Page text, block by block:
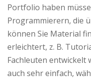
Portfolio haben
Programmierern, die
können Sie Material
erleichtert, z. B.
Fachleuten entwickelt
auch sehr einfach,